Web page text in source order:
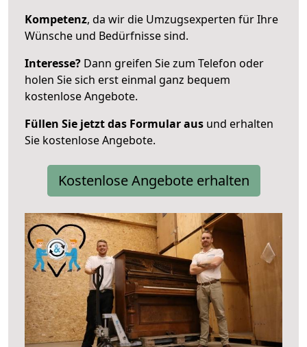
Kompetenz, da wir die Umzugsexperten für Ihre
Wünsche und Bedürfnisse sind.
Interesse? Dann greifen Sie zum Telefon oder
holen Sie sich erst einmal ganz bequem
kostenlose Angebote.
Füllen Sie jetzt das Formular aus und erhalten
Sie kostenlose Angebote.
Kostenlose Angebote erhalten